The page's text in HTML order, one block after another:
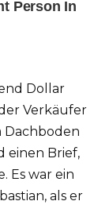
Dollar
Verkäufer
Dachboden
einen Brief,
Es war ein
als er